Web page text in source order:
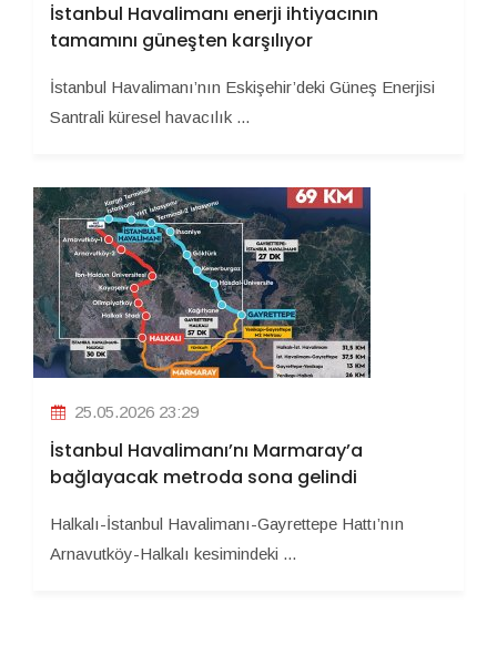
İstanbul Havalimanı enerji ihtiyacının
tamamını güneşten karşılıyor
İstanbul Havalimanı’nın Eskişehir’deki Güneş Enerjisi
Santrali küresel havacılık ...
25.05.2026 23:29
İstanbul Havalimanı’nı Marmaray’a
bağlayacak metroda sona gelindi
Halkalı-İstanbul Havalimanı-Gayrettepe Hattı’nın
Arnavutköy-Halkalı kesimindeki ...